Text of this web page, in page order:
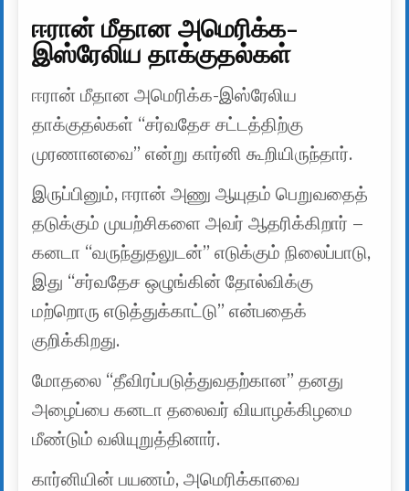
ஈரான் மீதான அமெரிக்க-
இஸ்ரேலிய தாக்குதல்கள்
ஈரான் மீதான அமெரிக்க-இஸ்ரேலிய
தாக்குதல்கள் “சர்வதேச சட்டத்திற்கு
முரணானவை” என்று கார்னி கூறியிருந்தார்.
இருப்பினும், ஈரான் அணு ஆயுதம் பெறுவதைத்
தடுக்கும் முயற்சிகளை அவர் ஆதரிக்கிறார் –
கனடா “வருந்துதலுடன்” எடுக்கும் நிலைப்பாடு,
இது “சர்வதேச ஒழுங்கின் தோல்விக்கு
மற்றொரு எடுத்துக்காட்டு” என்பதைக்
குறிக்கிறது.
மோதலை “தீவிரப்படுத்துவதற்கான” தனது
அழைப்பை கனடா தலைவர் வியாழக்கிழமை
மீண்டும் வலியுறுத்தினார்.
கார்னியின் பயணம், அமெரிக்காவை